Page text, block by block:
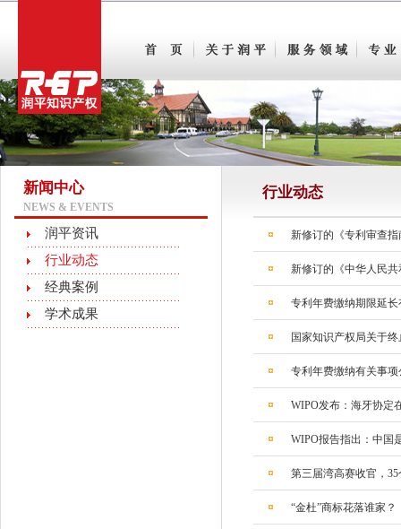
新闻中心
NEWS & EVENTS
润平资讯
行业动态
经典案例
学术成果
行业动态
新修订的《专利审查指
新修订的《中华人民
专利年费缴纳期限延
国家知识产权局关于
专利年费缴纳有关事项
WIPO发布：海牙协定
WIPO报告指出：中国
第三届湾高赛收官，
“金杜”商标花落谁家？